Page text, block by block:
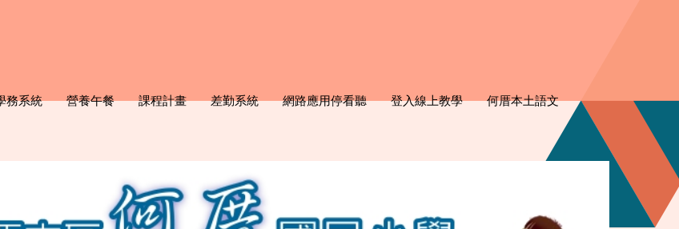
務系統 營養午餐 課程計畫 差勤系統 網路應用停看聽 登入線上教學 何厝本土語文